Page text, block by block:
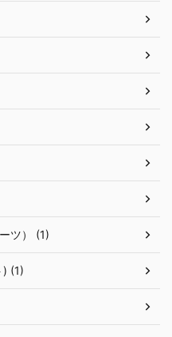
ツ） (1)
) (1)